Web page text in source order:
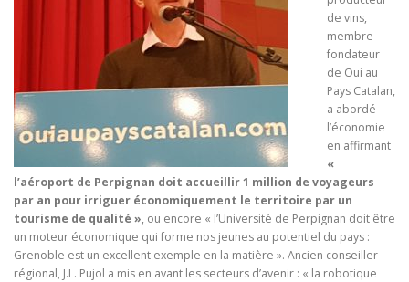
de vins,
membre
fondateur
de Oui au
Pays Catalan,
a abordé
l’économie
en affirmant
«
l’aéroport de Perpignan doit accueillir 1 million de voyageurs
par an pour irriguer économiquement le territoire par un
tourisme de qualité », ou encore « l’Université de Perpignan doit être
un moteur économique qui forme nos jeunes au potentiel du pays :
Grenoble est un excellent exemple en la matière ». Ancien conseiller
régional, J.L. Pujol a mis en avant les secteurs d’avenir : « la robotique